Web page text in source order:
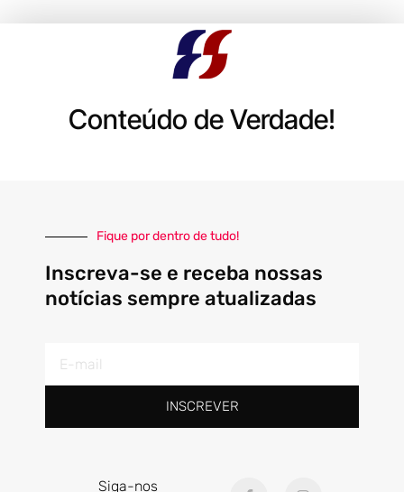
Conteúdo de Verdade!
Fique por dentro de tudo!
Inscreva-se e receba nossas
notícias sempre atualizadas
mail
INSCREVER
Siga-nos